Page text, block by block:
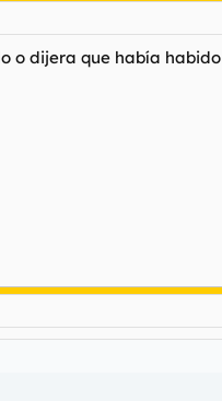
o dijera que había